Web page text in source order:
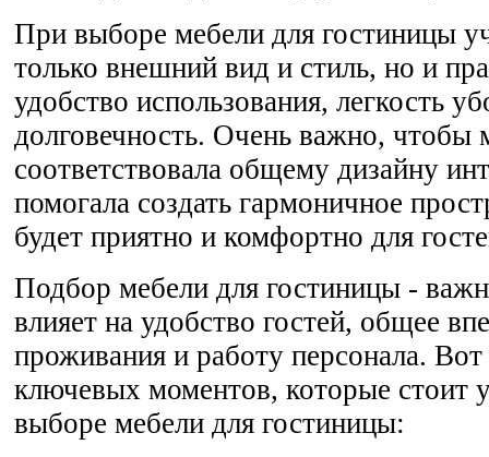
При выборе мебели для гостиницы
только внешний вид и стиль, но и
удобство использования, легкость
долговечность. Очень важно, чтобы
соответствовала общему дизайну
помогала создать гармоничное
будет приятно и комфортно для
Подбор мебели для гостиницы -
влияет на удобство гостей, общее
проживания и работу персонала. Вот
ключевых моментов, которые стоит
выборе мебели для гостиницы: